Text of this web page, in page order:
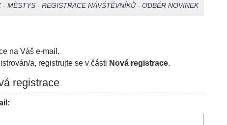
- MĚSTYS- REGISTRACE NÁVŠTĚVNÍKŮ - ODBĚR NOVINEK
na Váš e-mail.
a, registrujte se v části Nová registrace.
registrace